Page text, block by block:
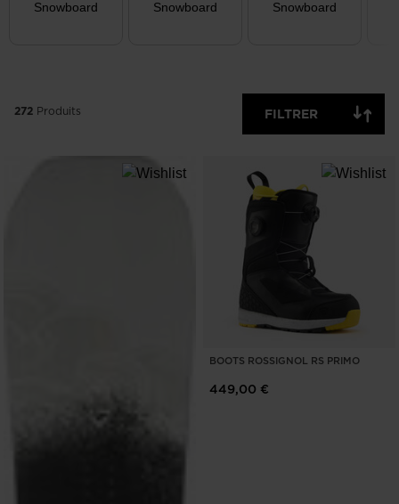
Snowboard
Snowboard
Snowboard
272 Produits FILTRER
BOOTS ROSSIGNOL RS PRIMO
449,00 €